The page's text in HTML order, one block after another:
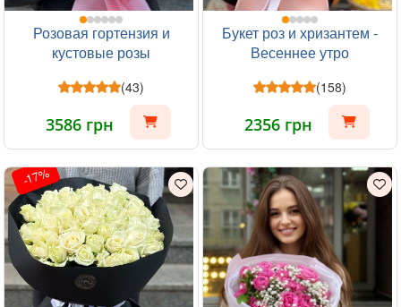
Розовая гортензия и
кустовые розы
(43)
3586 грн
Букет роз и хризантем -
Весеннее утро
(158)
2356 грн
-17%